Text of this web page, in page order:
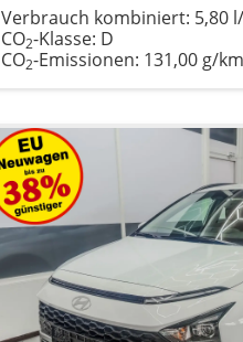
Verbrauch kombiniert: 5,80
CO2-Klasse: D
CO2-Emissionen: 131,00 g/km